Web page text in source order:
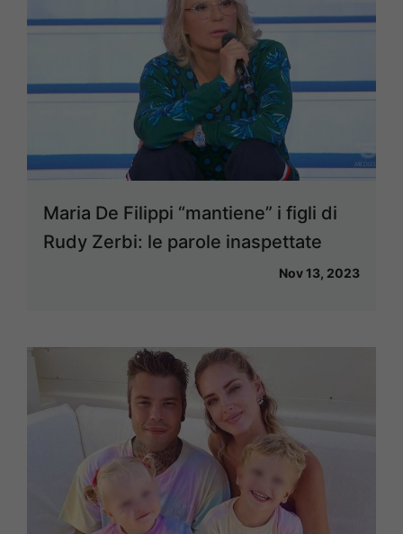
Maria De Filippi “mantiene” i figli di
Rudy Zerbi: le parole inaspettate
Nov 13, 2023